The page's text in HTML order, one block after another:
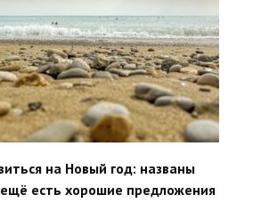
на Новый год: названы
ещё есть хорошие предложения